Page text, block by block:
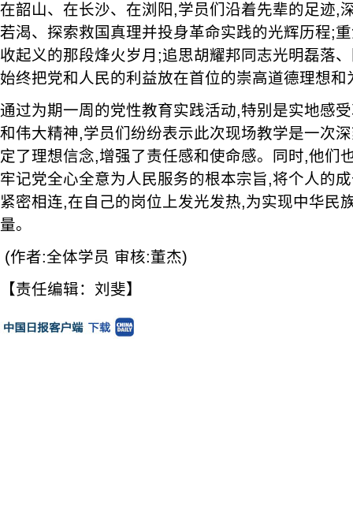
在韶山、在长沙、在浏阳,学员们沿着先辈的足迹,
若渴、探索救国真理并投身革命实践的光辉历程;
收起义的那段烽火岁月;追思胡耀邦同志光明磊落
始终把党和人民的利益放在首位的崇高道德理想和
通过为期一周的党性教育实践活动,特别是实地感
和伟大精神,学员们纷纷表示此次现场教学是一次
定了理想信念,增强了责任感和使命感。同时,他们
牢记党全心全意为人民服务的根本宗旨,将个人的
紧密相连,在自己的岗位上发光发热,为实现中华民
量。
(作者:全体学员 审核:董杰)
【责任编辑：刘斐】